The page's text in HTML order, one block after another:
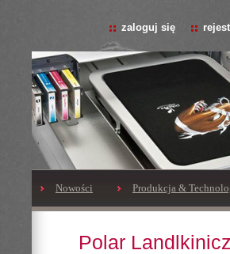
zaloguj się
Nowości Produkcja &
Polar